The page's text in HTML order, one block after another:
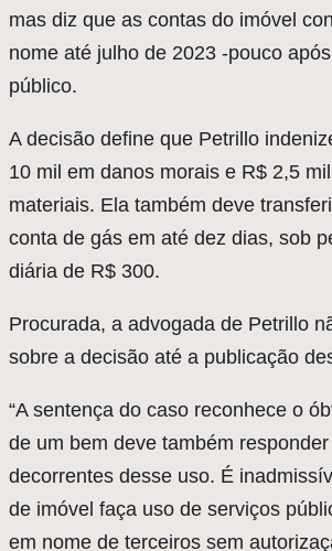
mas diz que as contas do imóvel
nome até julho de 2023 -pouco
público.
A decisão define que Petrillo
10 mil em danos morais e R$ 2,5
materiais. Ela também deve
conta de gás em até dez dias, sob
diária de R$ 300.
Procurada, a advogada de Petrillo
sobre a decisão até a publicação
“A sentença do caso reconhece o
de um bem deve também
decorrentes desse uso. É
de imóvel faça uso de serviços
em nome de terceiros sem